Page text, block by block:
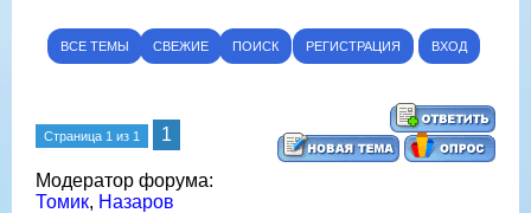
ВСЕ ТЕМЫ СВЕЖИЕ ПОИСК РЕГИСТРАЦИЯ ВХОД
Страница 1 из 1 1
Модератор форума:
Томик, Назаров